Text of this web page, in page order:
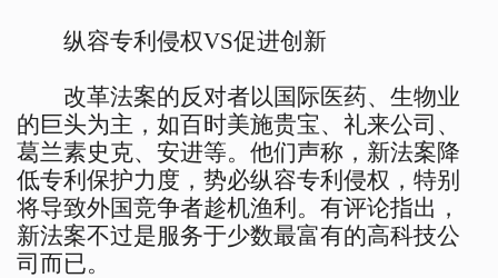
纵容专利侵权VS促进创新
改革法案的反对者以国际医药、生物业
的巨头为主，如百时美施贵宝、礼来公司、
葛兰素史克、安进等。他们声称，新法案降
低专利保护力度，势必纵容专利侵权，特别
将导致外国竞争者趁机渔利。有评论指出，
新法案不过是服务于少数最富有的高科技公
司而已。